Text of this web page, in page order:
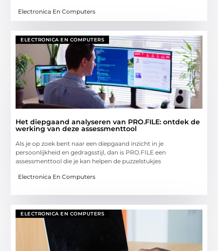
Electronica En Computers
ELECTRONICA EN COMPUTERS
Het diepgaand analyseren van PRO.FILE: ontdek de
werking van deze assessmenttool
Als je op zoek bent naar een diepgaand inzicht in je
persoonlijkheid en gedragsstijl, dan is PRO.FILE een
assessmenttool die je kan helpen de puzzelstukjes
Electronica En Computers
ELECTRONICA EN COMPUTERS